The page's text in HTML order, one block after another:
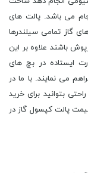
می باشد. پالت های
گاز تمامی سیلندرها
باشند علاوه بر این
ایستاده در بچ های
می نمایند. با ما در
بتوانید برای خرید
پالت کپسول گاز در